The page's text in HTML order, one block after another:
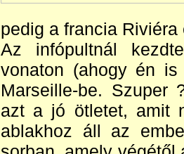
pedig a francia
Az infópultnál
vonaton (ahogy én is
Marseille-be. Szuper
azt a jó ötletet, amit
ablakhoz áll az